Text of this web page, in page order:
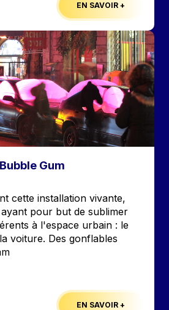
EN SAVOIR +
Bubble Gum
cette installation vivante,
pour but de sublimer
à l'espace urbain : le
voiture. Des gonflables
EN SAVOIR +